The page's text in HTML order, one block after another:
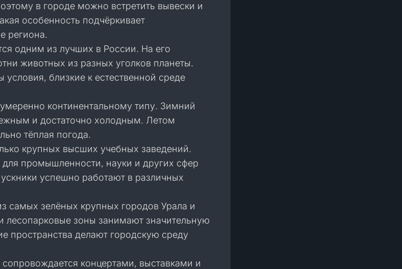
в городе можно встретить вывески и
особенность подчёркивает
региона.
одним из лучших в России. На его
животных из разных уголков планеты.
близкие к естественной среде
континентальному типу. Зимний
и достаточно холодным. Летом
тёплая погода.
крупных высших учебных заведений.
для промышленности, науки и других сфер
успешно работают в различных
самых зелёных крупных городов Урала и
лесопарковые зоны занимают значительную
пространства делают городскую среду
концертами, выставками и